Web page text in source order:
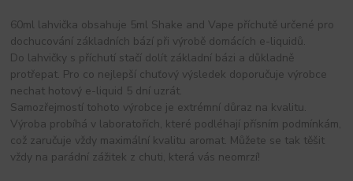
60ml lahvička obsahuje 5ml Shake and Vape příchutě určené pro
dochucování základních bází při výrobě domácích e-liquidů.
Do lahvičky s příchutí stačí dolít základní bázi a důkladně
protřepat. Pro co nejlepší chuťový výsledek doporučuje výrobce
nechat hotový e-liquid 5 dní uzrát.
Samozřejmostí tohoto výrobce je extrémní důraz na kvalitu.
Výroba probíhá v laboratořích, které podléhají přísním podmínkám,
což zaručuje vždy maximální kvalitu aromat. Můžete se tak těšit
vždy na parádní zážitek z chuti, která vás neomrzí!